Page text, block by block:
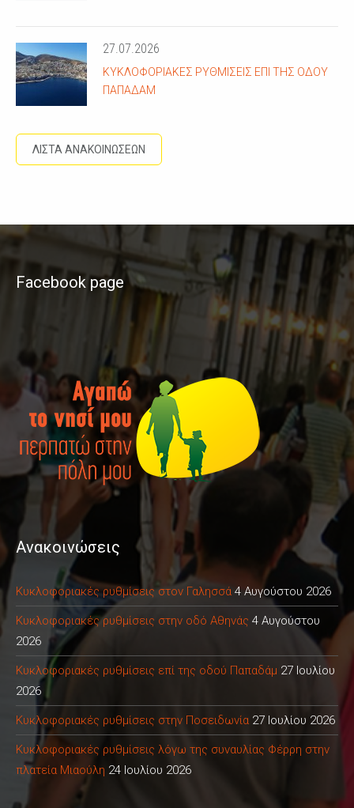
27.07.2026
ΚΥΚΛΟΦΟΡΙΑΚΈΣ ΡΥΘΜΊΣΕΙΣ ΕΠΊ ΤΗΣ ΟΔΟΎ
ΠΑΠΑΔΆΜ
ΛΙΣΤΑ ΑΝΑΚΟΙΝΩΣΕΩΝ
Facebook page
Ανακοινώσεις
Κυκλοφοριακές ρυθμίσεις στον Γαλησσά 4 Αυγούστου 2026
Κυκλοφοριακές ρυθμίσεις στην οδό Αθηνάς 4 Αυγούστου
2026
Κυκλοφοριακές ρυθμίσεις επί της οδού Παπαδάμ 27 Ιουλίου
2026
Κυκλοφοριακές ρυθμίσεις στην Ποσειδωνία 27 Ιουλίου 2026
Κυκλοφοριακές ρυθμίσεις λόγω της συναυλίας Φέρρη στην
πλατεία Μιαούλη 24 Ιουλίου 2026